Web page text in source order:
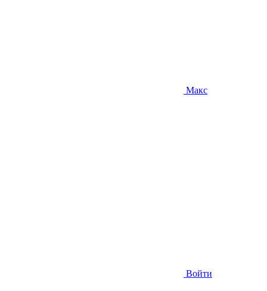
Макс
Войти